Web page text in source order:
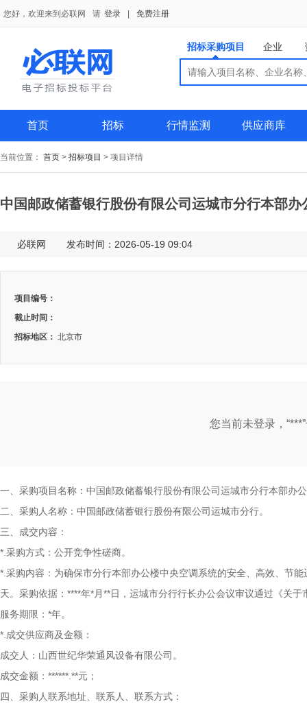
您好，欢迎来到必联网 请 登录 免费注册
招标采购项目 企业
首页 招标 行情监测 供应商库
当前位置： 首页 > 招标项目 > 项目详情
中国邮政储蓄银行股份有限公司运城市分行本部
必联网 发布时间：2026-05-19 09:04
项目编号：
截止时间：
招标地区： 北京市
您当前未登录，
一、采购项目名称：中国邮政储蓄银行股份有限公司运城市分行本部办
二、采购人名称：中国邮政储蓄银行股份有限公司运城市分行。
三、成交内容：
*.采购方式：公开竞争性磋商。
*.采购内容：为确保市分行本部办公楼中央空调系统的安全、高效、节
天。采购依据：****年*月**日，运城市分行行长办公会议审议通过《关
服务期限：*年。
*.成交供应商及金额：
成交人：山西世纪华荣通风设备有限公司。
成交金额：******.**元；
四、采购人联系地址、联系人、联系方式：